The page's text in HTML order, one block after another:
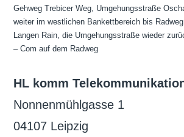
Gehweg Trebicer Weg, Umgehungsstraße
weiter im westlichen Bankettbereich bis
Langen Rain, die Umgehungsstraße wieder
– Com auf dem Radweg
HL komm
Nonnenmühlgasse 1
04107 Leipzig